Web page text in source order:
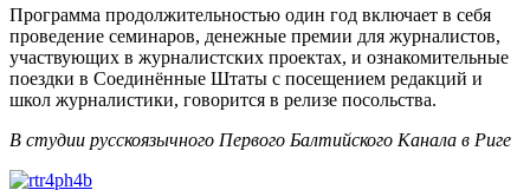
Программа продолжительностью один год включает в себя
проведение семинаров, денежные премии для журналистов,
участвующих в журналистских проектах, и ознакомительные
поездки в Соединённые Штаты с посещением редакций и
школ журналистики, говорится в релизе посольства.
В студии русскоязычного Первого Балтийского Канала в Риге